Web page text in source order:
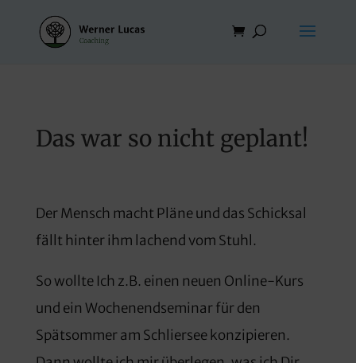
Das war so nicht geplant!
Der Mensch macht Pläne und das Schicksal
fällt hinter ihm lachend vom Stuhl.
So wollte Ich z.B. einen neuen Online-Kurs
und ein Wochenendseminar für den
Spätsommer am Schliersee konzipieren.